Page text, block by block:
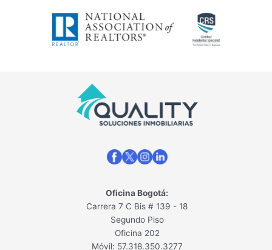
Oficina Bogotá:
Carrera 7 C Bis # 139 - 18
Segundo Piso
Oficina 202
Móvil: 57.318.350.3277